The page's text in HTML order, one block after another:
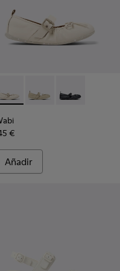
de piel blancas para
003
K201962-001
- K201927-002 -
Wabi - K201927-004
Wabi -
€
Añadir